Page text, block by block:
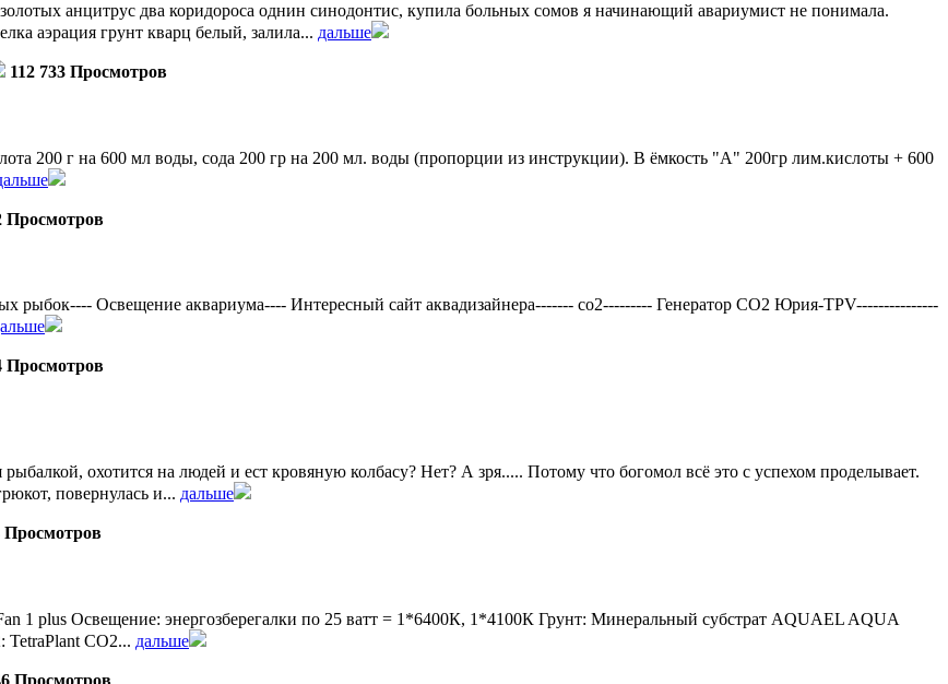
анцитрус два коридороса однин синодонтис, купила больных сомов я начинающий авариумист не понимала.
аэрация грунт кварц белый, залила... дальше
112 733 Просмотров
200 г на 600 мл воды, сода 200 гр на 200 мл. воды (пропорции из инструкции). В ёмкость "A" 200гр лим.кислоты + 600
Просмотров
рыбок---- Освещение аквариума---- Интересный сайт аквадизайнера------- со2--------- Генератор СО2 Юрия-TPV---------------
Просмотров
охотится на людей и ест кровяную колбасу? Нет? А зря..... Потому что богомол всё это с успехом проделывает.
повернулась и... дальше
Просмотров
1 plus Освещение: энергозберегалки по 25 ватт = 1*6400К, 1*4100К Грунт: Минеральный субстрат AQUAEL AQUA
TetraPlant СО2... дальше
Просмотров